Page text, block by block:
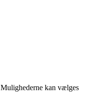
kan vælges